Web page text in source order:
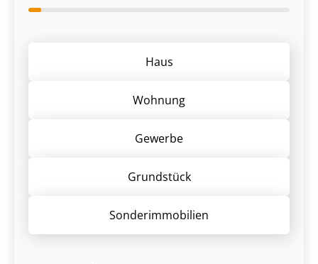
Haus
Wohnung
Gewerbe
Grund­stück
Sonder­immobilien